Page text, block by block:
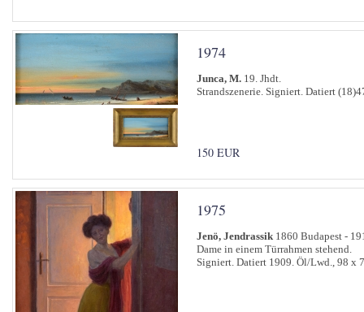
1974
Junca, M. 19. Jhdt.
Strandszenerie. Signiert. Datiert
150 EUR
1975
Jenö, Jendrassik 1860 Budapest -
Dame in einem Türrahmen stehend.
Signiert. Datiert 1909. Öl/Lwd., 98 x